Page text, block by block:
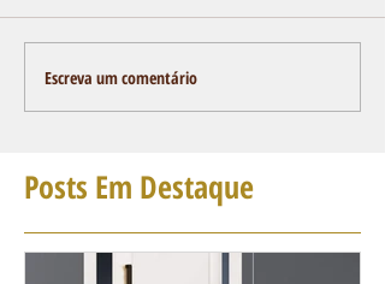
Escreva um comentário
Posts Em Destaque